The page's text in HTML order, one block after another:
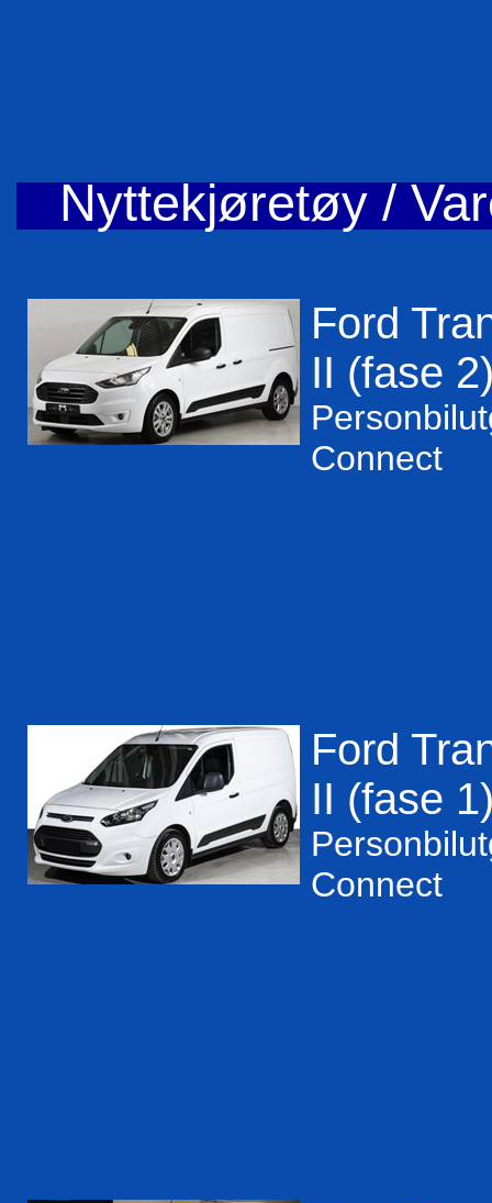
Nyttekjøretøy /
Ford
II (fase
Connect
Ford
II (fase
Connect